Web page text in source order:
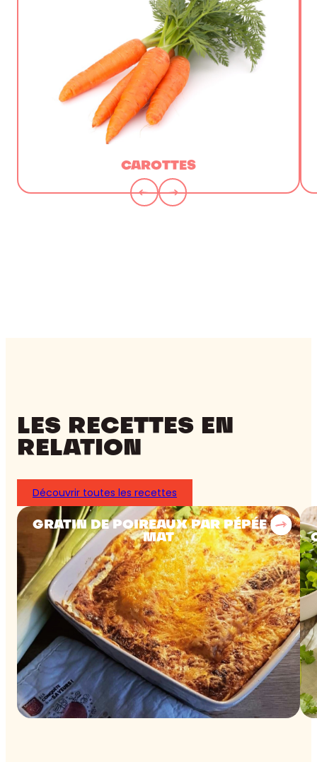
CAROTTES
LES RECETTES EN
RELATION
Découvrir toutes les recettes
GRATIN DE POIREAUX PAR PÉPÉE LE
MAT